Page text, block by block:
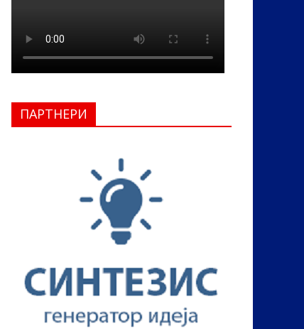
ПАРТНЕРИ